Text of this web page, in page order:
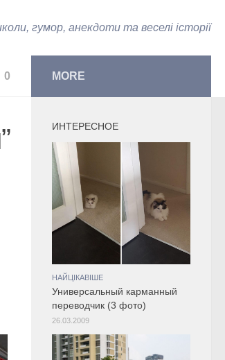
гумор, анекдоти та веселі історії
0 MORE
ИНТЕРЕСНОЕ
НАЙЦІКАВІШЕ
Универсальный карманный
переводчик (3 фото)
26.03.2009